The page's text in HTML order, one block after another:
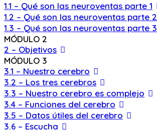
1.1 – Qué son las neuroventas parte 1
1.2 – Qué son las neuroventas parte 2
1.3 – Qué son las neuroventas parte 3
MÓDULO 2
2 – Objetivos
MÓDULO 3
3.1 – Nuestro cerebro
3.2 – Los tres cerebros
3.3 – Nuestro cerebro es complejo
3.4 – Funciones del cerebro
3.5 – Datos útiles del cerebro
3.6 – Escucha